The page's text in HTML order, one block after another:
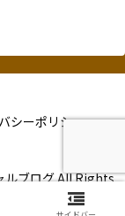
シーポリシー
ブログ All Rights